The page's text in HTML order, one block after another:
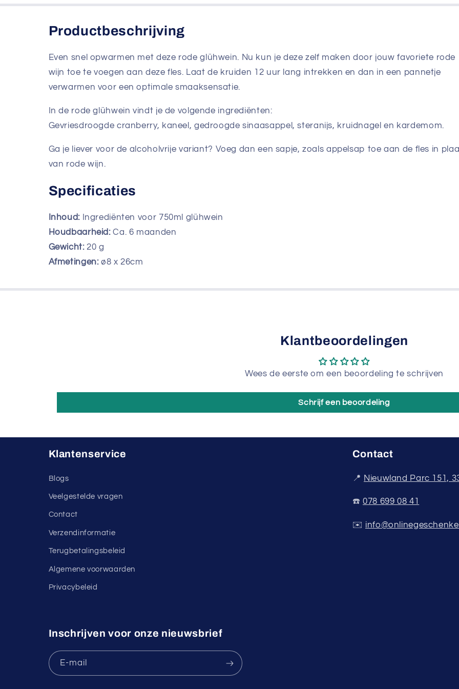
Productbeschrijving
Even snel opwarmen met deze rode glühwein. Nu kun je deze zelf maken door jouw favoriete rode
wijn toe te voegen aan deze fles. Laat de kruiden 12 uur lang intrekken en dan in een pannetje
verwarmen voor een optimale smaaksensatie.
In de rode glühwein vindt je de volgende ingrediënten:
Gevriesdroogde cranberry, kaneel, gedroogde sinaasappel, steranijs, kruidnagel en kardemom.
Ga je liever voor de alcoholvrije variant? Voeg dan een sapje, zoals appelsap toe aan de fles in
van rode wijn.
Specificaties
Inhoud: Ingrediënten voor 750ml glühwein
Houdbaarheid:Ca. 6 maanden
Gewicht: 20g
Afmetingen:ø8 x 26cm
Klantbeoordelingen
Wees de eerste om een beoordeling te schrijven
Schrijf een beoordeling
Klantenservice
Blogs
Veelgestelde vragen
Contact
Verzendinformatie
Terugbetalingsbeleid
Algemene voorwaarden
Privacybeleid
Contact
📍 Nieuwland Parc 151,
☎️078 699 08 41
✉️
Inschrijven voor onze nieuwsbrief
E‑mail